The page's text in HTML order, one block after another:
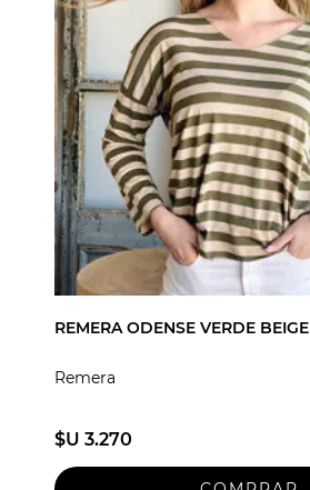
REMERA ODENSE VERDE BEIGE
Remera
$U 3.270